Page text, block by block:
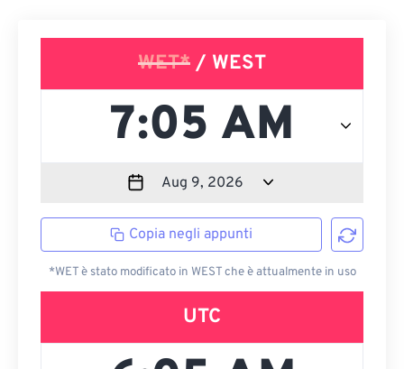
WET* / WEST
Copia negli appunti
*WET è stato modificato in WEST che è attualmente in uso
UTC